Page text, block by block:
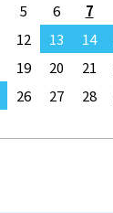
5 6 7
12 13 14
19 20 21
26 27 28